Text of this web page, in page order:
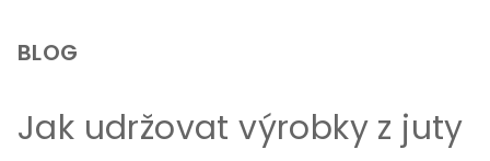
BLOG
Jak udržovat výrobky z juty